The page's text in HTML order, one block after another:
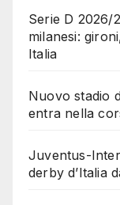
Serie D 2026/
milanesi:
Italia
Nuovo stadio
entra nella
Juventus-
derby d’Italia